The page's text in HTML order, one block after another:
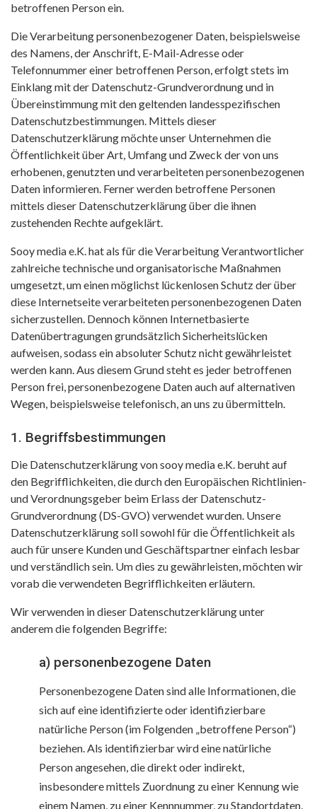
betroffenen Person ein.
Die Verarbeitung personenbezogener Daten, beispielsweise
des Namens, der Anschrift, E-Mail-Adresse oder
Telefonnummer einer betroffenen Person, erfolgt stets im
Einklang mit der Datenschutz-Grundverordnung und in
Übereinstimmung mit den geltenden landesspezifischen
Datenschutzbestimmungen. Mittels dieser
Datenschutzerklärung möchte unser Unternehmen die
Öffentlichkeit über Art, Umfang und Zweck der von uns
erhobenen, genutzten und verarbeiteten personenbezogenen
Daten informieren. Ferner werden betroffene Personen
mittels dieser Datenschutzerklärung über die ihnen
zustehenden Rechte aufgeklärt.
Sooy media e.K. hat als für die Verarbeitung Verantwortlicher
zahlreiche technische und organisatorische Maßnahmen
umgesetzt, um einen möglichst lückenlosen Schutz der über
diese Internetseite verarbeiteten personenbezogenen Daten
sicherzustellen. Dennoch können Internetbasierte
Datenübertragungen grundsätzlich Sicherheitslücken
aufweisen, sodass ein absoluter Schutz nicht gewährleistet
werden kann. Aus diesem Grund steht es jeder betroffenen
Person frei, personenbezogene Daten auch auf alternativen
Wegen, beispielsweise telefonisch, an uns zu übermitteln.
1. Begriffsbestimmungen
Die Datenschutzerklärung von sooy media e.K. beruht auf
den Begrifflichkeiten, die durch den Europäischen Richtlinien-
und Verordnungsgeber beim Erlass der Datenschutz-
Grundverordnung (DS-GVO) verwendet wurden. Unsere
Datenschutzerklärung soll sowohl für die Öffentlichkeit als
auch für unsere Kunden und Geschäftspartner einfach lesbar
und verständlich sein. Um dies zu gewährleisten, möchten wir
vorab die verwendeten Begrifflichkeiten erläutern.
Wir verwenden in dieser Datenschutzerklärung unter
anderem die folgenden Begriffe:
a) personenbezogene Daten
Personenbezogene Daten sind alle Informationen, die
sich auf eine identifizierte oder identifizierbare
natürliche Person (im Folgenden „betroffene Person“)
beziehen. Als identifizierbar wird eine natürliche
Person angesehen, die direkt oder indirekt,
insbesondere mittels Zuordnung zu einer Kennung wie
einem Namen, zu einer Kennnummer, zu Standortdaten,